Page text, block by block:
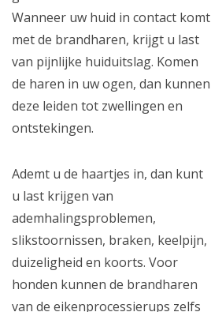
Wanneer uw huid in contact komt
met de brandharen, krijgt u last
van pijnlijke huiduitslag. Komen
de haren in uw ogen, dan kunnen
deze leiden tot zwellingen en
ontstekingen.
Ademt u de haartjes in, dan kunt
u last krijgen van
ademhalingsproblemen,
slikstoornissen, braken, keelpijn,
duizeligheid en koorts. Voor
honden kunnen de brandharen
van de eikenprocessierups zelfs